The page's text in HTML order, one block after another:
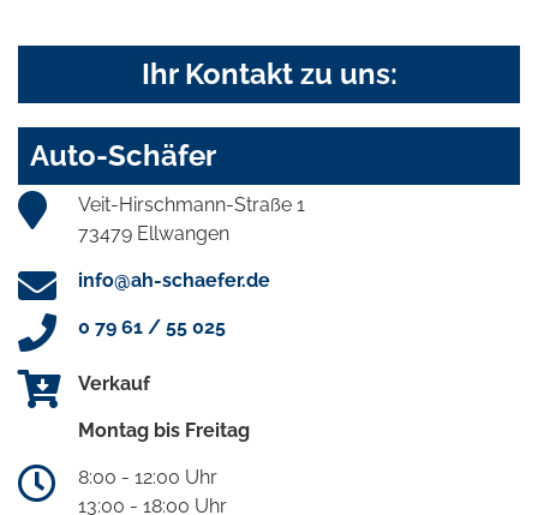
Ihr Kontakt zu uns:
Auto-Schäfer
Veit-Hirschmann-Straße 1
73479 Ellwangen
info@ah-schaefer.de
0 79 61 / 55 025
Verkauf
Montag bis Freitag
8:00 - 12:00 Uhr
13:00 - 18:00 Uhr